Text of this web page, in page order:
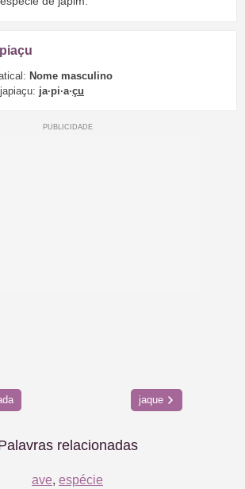
Nome masculino
ja·pi·a·çu
jaque
relacionadas
ave, espécie